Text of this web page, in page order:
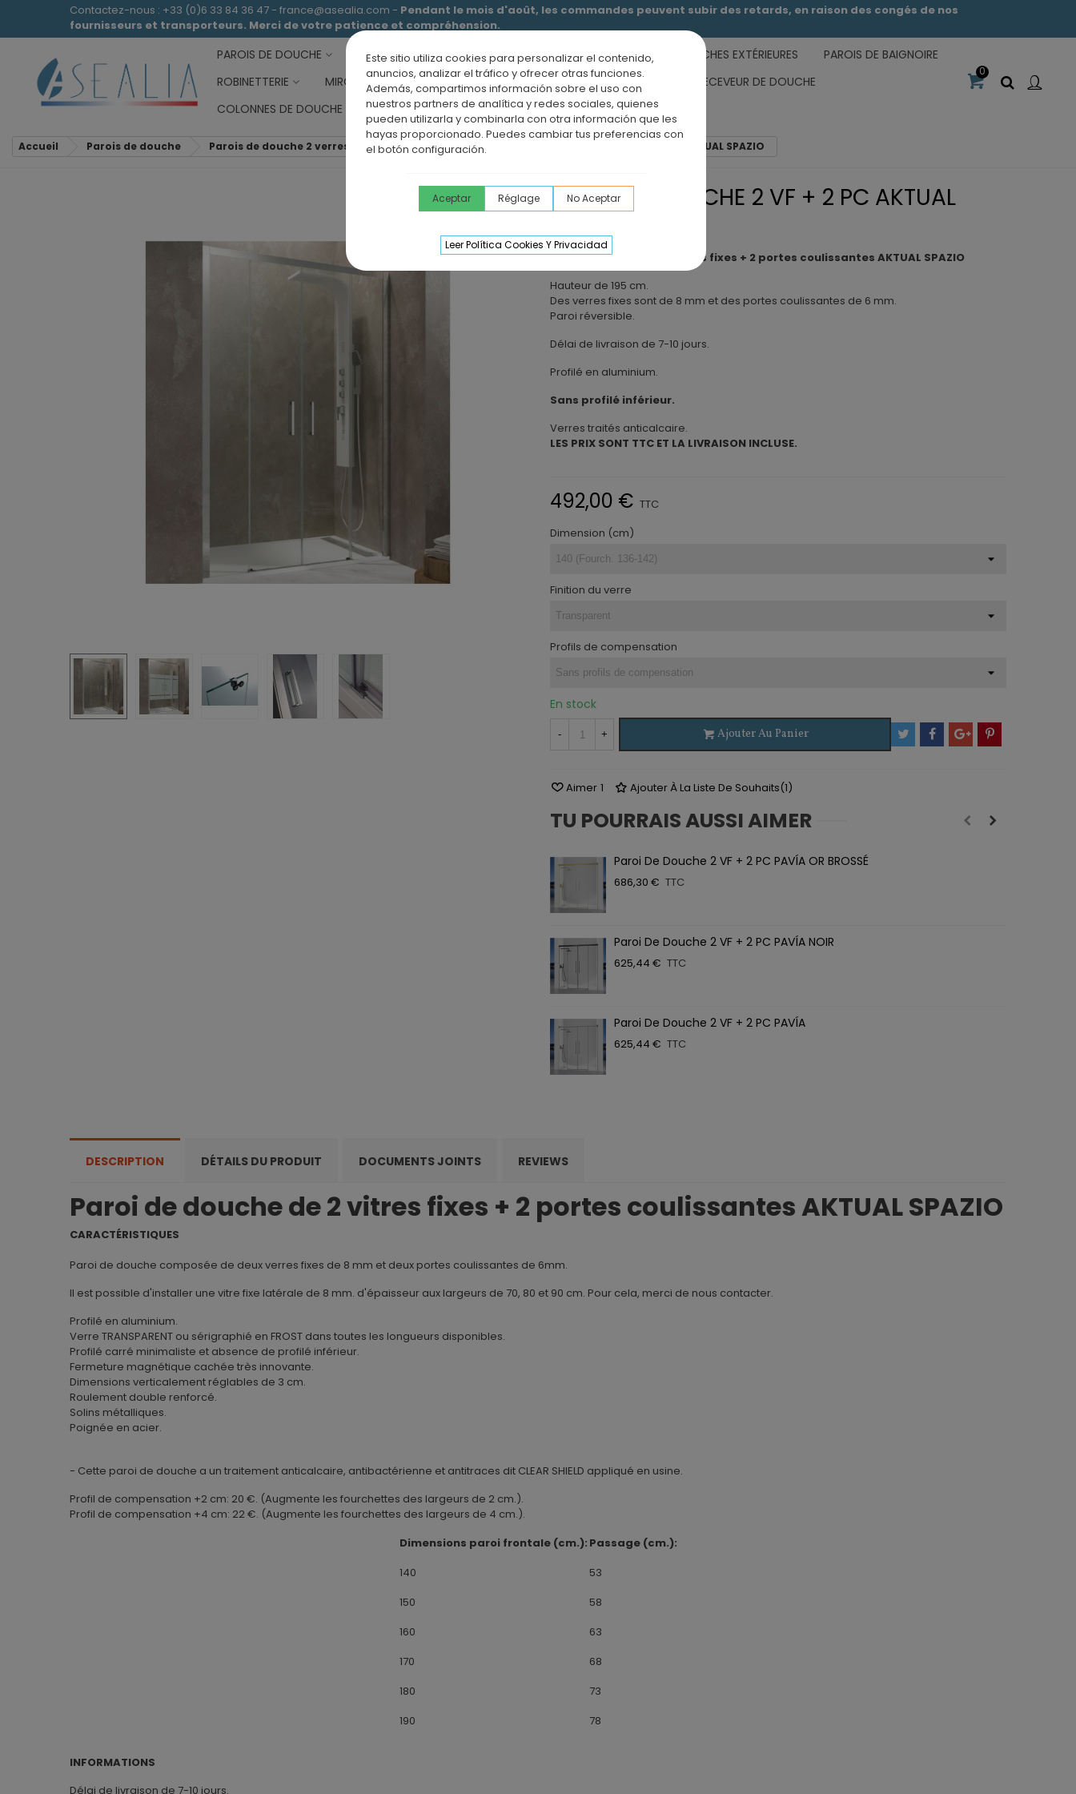
Este sitio utiliza cookies para personalizar el contenido,
anuncios, analizar el tráfico y ofrecer otras funciones.
Además, compartimos información sobre el uso con
nuestros partners de analítica y redes sociales, quienes
pueden utilizarla y combinarla con otra información que les
hayas proporcionado. Puedes cambiar tus preferencias con
el botón configuración.
Aceptar Réglage No Aceptar
Leer Política Cookies Y Privacidad
Contactez-nous : +33 (0)6 33 84 36 47 - france@asealia.com - Pendant le mois d'août, les commandes peuvent subir des retards, en raison des congés de nos
fournisseurs et transporteurs. Merci de votre patience et compréhension.
PAROIS DE DOUCHE RECEVEURS DE DOUCHE MEUBLES SALLE DE BAIN DOUCHES EXTÉRIEURES
PAROIS DE BAIGNOIRE
ROBINETTERIE
MIROIRS DE SALLE DE BAIN PANNEAUX MURAUX
OFFRE PAROI + RECEVEUR DE DOUCHE
COLONNES DE DOUCHE
ÉVIERS DE CUISINE BLOG
0
Accueil Parois de douche Parois de douche 2 verres fixes + 2 portes coulissantes Paroi de douche 2 VF + 2 PC AKTUAL SPAZIO
PAROI DE DOUCHE 2 VF + 2 PC AKTUAL
Paroi de douche de 2 vitres fixes + 2 portes coulissantes AKTUAL SPAZIO
Hauteur de 195 cm.
Des verres fixes sont de 8 mm et des portes coulissantes de 6 mm.
Paroi réversible.
Délai de livraison de 7-10 jours.
Profilé en aluminium.
Sans profilé inférieur.
Verres traités anticalcaire.
LES PRIX SONT TTC ET LA LIVRAISON INCLUSE.
492,00 € TTC
Dimension (cm)
Finition du verre
Profils de compensation
En stock
- + Ajouter Au Panier
Aimer 1 Ajouter À La Liste De Souhaits(1)
TU POURRAIS AUSSI AIMER
Paroi De Douche 2 VF + 2 PC PAVÍA OR BROSSÉ
686,30 € TTC
Paroi De Douche 2 VF + 2 PC PAVÍA NOIR
625,44 € TTC
Paroi De Douche 2 VF + 2 PC PAVÍA
625,44 € TTC
DESCRIPTION DÉTAILS DU PRODUIT DOCUMENTS JOINTS REVIEWS
Paroi de douche de 2 vitres fixes + 2 portes coulissantes AKTUAL SPAZIO
CARACTÉRISTIQUES
Paroi de douche composée de deux verres fixes de 8 mm et deux portes coulissantes de 6mm.
Il est possible d'installer une vitre fixe latérale de 8 mm. d'épaisseur aux largeurs de 70, 80 et 90 cm. Pour cela, merci de nous contacter.
Profilé en aluminium.
Verre TRANSPARENT ou sérigraphié en FROST dans toutes les longueurs disponibles.
Profilé carré minimaliste et absence de profilé inférieur.
Fermeture magnétique cachée très innovante.
Dimensions verticalement réglables de 3 cm.
Roulement double renforcé.
Solins métalliques.
Poignée en acier.
- Cette paroi de douche a un traitement anticalcaire, antibactérienne et antitraces dit CLEAR SHIELD appliqué en usine.
Profil de compensation +2 cm: 20 €. (Augmente les fourchettes des largeurs de 2 cm.).
Profil de compensation +4 cm: 22 €. (Augmente les fourchettes des largeurs de 4 cm.).
Dimensions paroi frontale (cm.): Passage (cm.):
140
53
150
58
160
63
170
68
180
73
190
78
INFORMATIONS
Délai de livraison de 7-10 jours.